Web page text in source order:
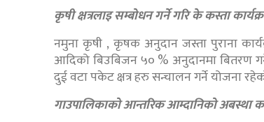
कृषी क्षत्रलाइ सम्बोधन गर्ने गरि के कस्ता
नमुना कृषी , कृषक अनुदान जस्ता पुराना
आदिको बिउबिजन ५० % अनुदानमा बितरण
दुई वटा पकेट क्षत्र हरु सन्चालन गर्ने योजना
गाउपालिकाको आन्तरिक आम्दानिको अबस्था